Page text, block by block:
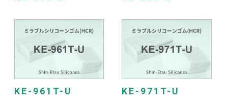
KE-961T-U KE-971T-U